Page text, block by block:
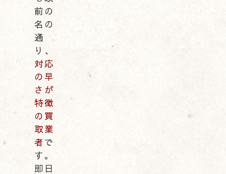
前の
名の
通
り、
対応
の早
さが
特徴
の買
取業
者で
す。
即日